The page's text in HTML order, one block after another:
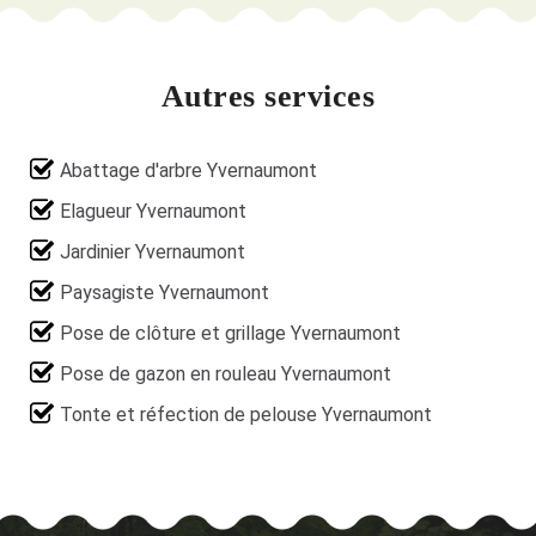
Autres services
Abattage d'arbre Yvernaumont
Elagueur Yvernaumont
Jardinier Yvernaumont
Paysagiste Yvernaumont
Pose de clôture et grillage Yvernaumont
Pose de gazon en rouleau Yvernaumont
Tonte et réfection de pelouse Yvernaumont